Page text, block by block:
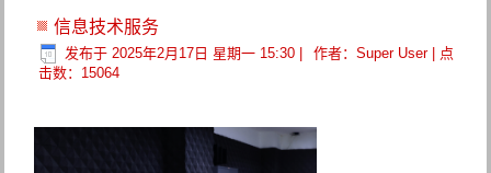
信息技术服务
发布于 2025年2月17日 星期一 15:30 作者：Super User| 点
击数：15064